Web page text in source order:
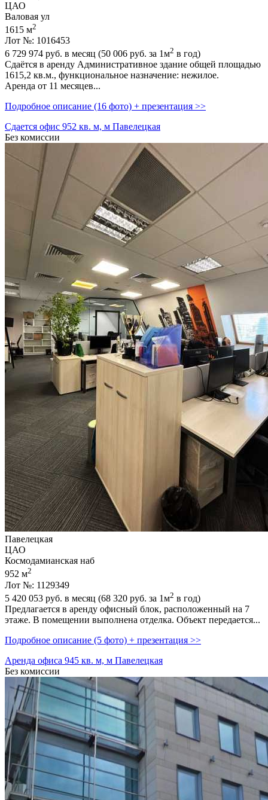
ЦАО
Валовая ул
1615 м2
Лот №: 1016453
6 729 974 руб. в месяц (50 006 руб. за 1м2 в год)
Сдаётся в аренду Административное здание общей площадью
1615,­2 кв.м.,­ функциональное назначение: нежилое.
Аренда от 11 месяцев...
Подробное описание (16 фото) + презентация >>
Сдается офис 952 кв. м, м Павелецкая
Без комиссии
Павелецкая
ЦАО
Космодамианская наб
952 м2
Лот №: 1129349
5 420 053 руб. в месяц (68 320 руб. за 1м2 в год)
Предлагается в аренду офисный блок,­ расположенный на 7
этаже. В помещении выполнена отделка. Объект передается...
Подробное описание (5 фото) + презентация >>
Аренда офиса 945 кв. м, м Павелецкая
Без комиссии